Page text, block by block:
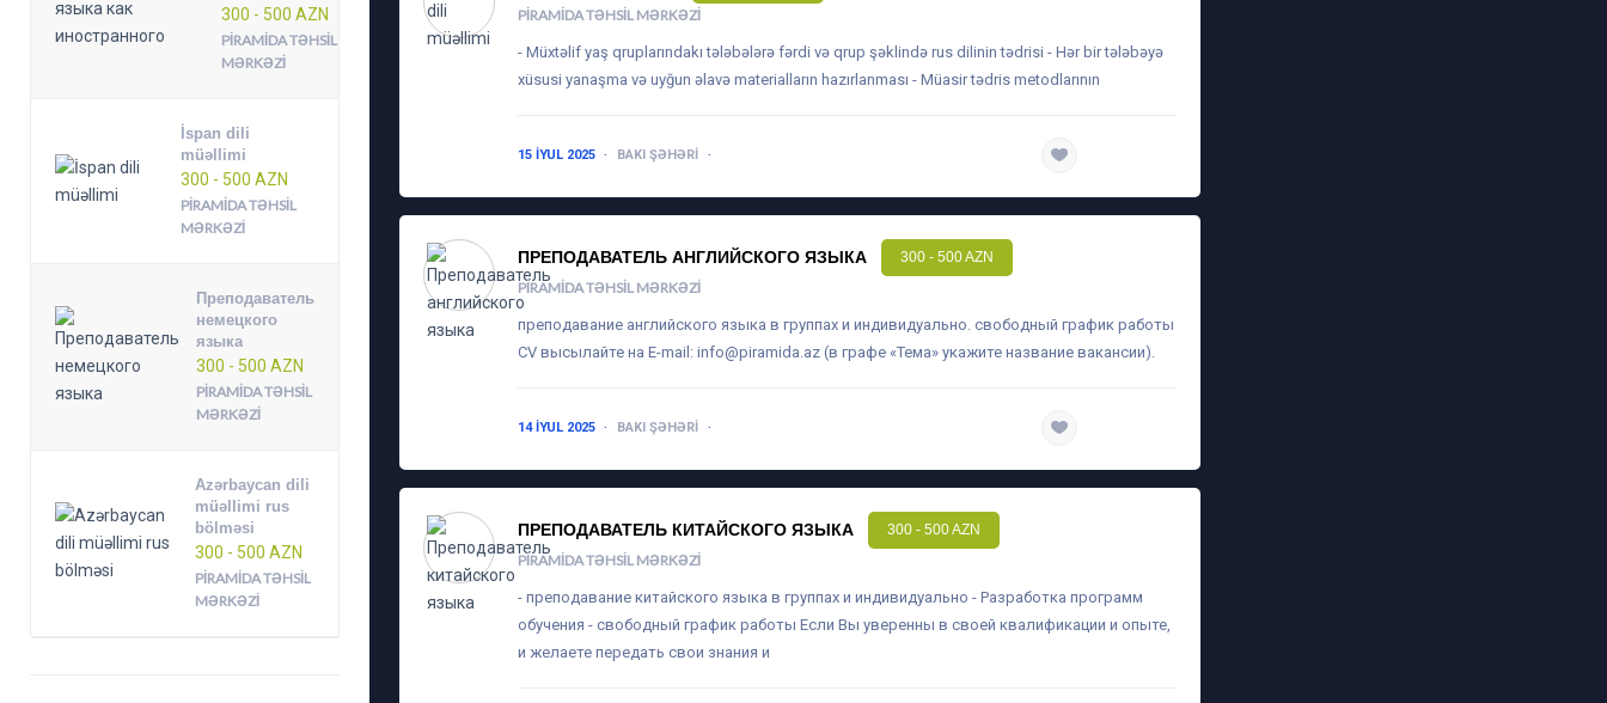
300 - 500 AZN
PIRAMIDA TƏHSIL
MƏRKƏZI
İspan dili
müəllimi
300 - 500 AZN
PIRAMIDA TƏHSIL
MƏRKƏZI
Преподаватель
немецкого
языка
300 - 500 AZN
PIRAMIDA TƏHSIL
MƏRKƏZI
Azərbaycan dili
müəllimi rus
bölməsi
300 - 500 AZN
PIRAMIDA TƏHSIL
MƏRKƏZI
PIRAMIDA TƏHSIL MƏRKƏZI
- Müxtəlif yaş qruplarındakı tələbələrə fərdi və qrup şəklində rus dilinin tədrisi - Hər bir tələbəyə
xüsusi yanaşma və uyğun əlavə materialların hazırlanması - Müasir tədris metodlarının
15 IYUL 2025 BAKI ŞƏHƏRI
ПРЕПОДАВАТЕЛЬ АНГЛИЙСКОГО ЯЗЫКА 300 - 500 AZN
PIRAMIDA TƏHSIL MƏRKƏZI
преподавание английского языка в группах и индивидуально. свободный график работы
CV высылайте на E-mail:info@piramida.az (в графе «Тема» укажите название вакансии).
14 IYUL 2025 BAKI ŞƏHƏRI
ПРЕПОДАВАТЕЛЬ КИТАЙСКОГО ЯЗЫКА 300 - 500 AZN
PIRAMIDA TƏHSIL MƏRKƏZI
- преподавание китайского языка в группах и индивидуально - Разработка программ
обучения - свободный график работы Если Вы уверенны в своей квалификации и опыте,
и желаете передать свои знания и